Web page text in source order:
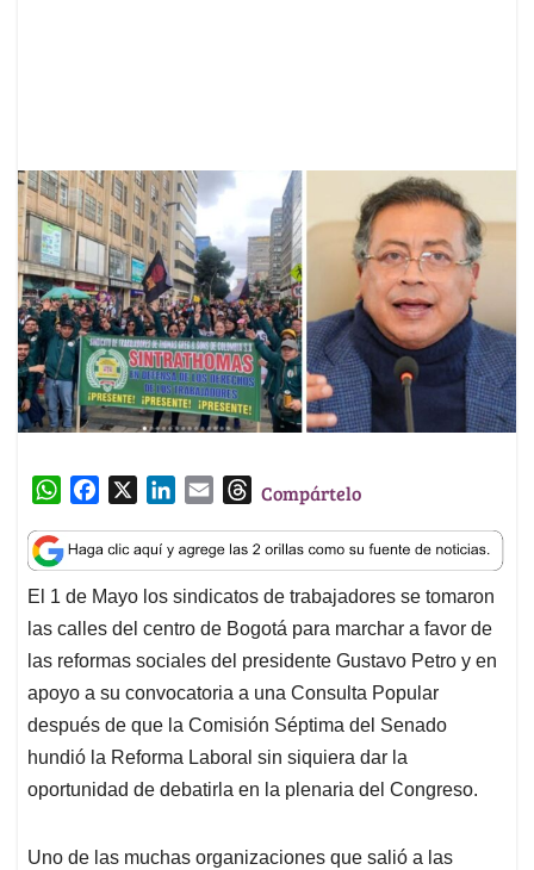
W
a
t
s
A
p
p
c
e
b
o
o
k
n
k
e
d
I
n
a
i
l
T
r
e
a
d
s
Compártelo
El 1 de Mayo los sindicatos de trabajadores se tomaron
las calles del centro de Bogotá para marchar a favor de
las reformas sociales del presidente Gustavo Petro y en
apoyo a su convocatoria a una Consulta Popular
después de que la Comisión Séptima del Senado
hundió la Reforma Laboral sin siquiera dar la
oportunidad de debatirla en la plenaria del Congreso.
Uno de las muchas organizaciones que salió a las